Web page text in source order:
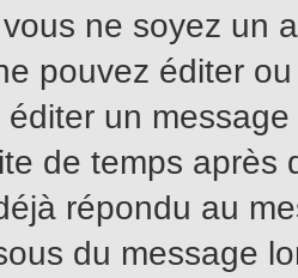
ne soyez un
pouvez éditer
un
de temps après
répondu au
du message